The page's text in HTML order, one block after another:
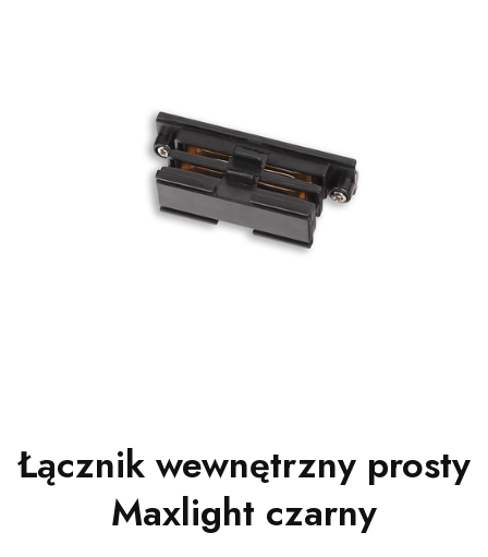
Łącznik wewnętrzny prosty
Maxlight czarny